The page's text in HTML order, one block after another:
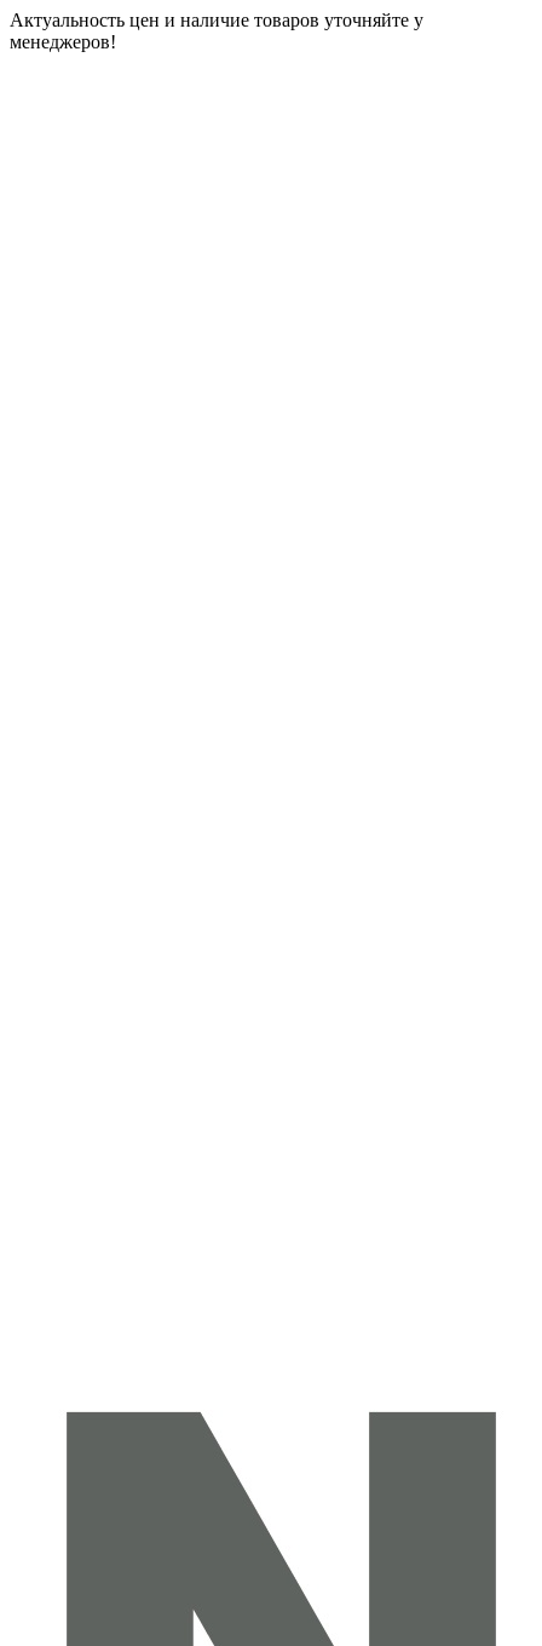
Актуальность цен и наличие товаров уточняйте у
менеджеров!